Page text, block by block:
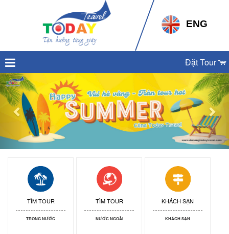
ENG
Đặt Tour
Previous
TÌM TOUR
TRONG NƯỚC
TÌM TOUR
NƯỚC NGOÀI
KHÁCH SẠN
KHÁCH SẠN